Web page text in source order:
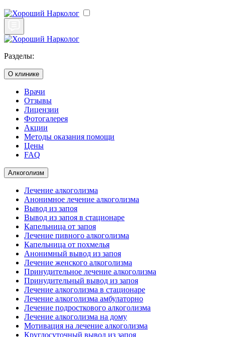
Разделы:
О клинике
Врачи
Отзывы
Лицензии
Фотогалерея
Акции
Методы оказания помощи
Цены
FAQ
Алкоголизм
Лечение алкоголизма
Анонимное лечение алкоголизма
Вывод из запоя
Вывод из запоя в стационаре
Капельница от запоя
Лечение пивного алкоголизма
Капельница от похмелья
Анонимный вывод из запоя
Лечение женского алкоголизма
Принудительное лечение алкоголизма
Принудительный вывод из запоя
Лечение алкоголизма в стационаре
Лечение алкоголизма амбулаторно
Лечение подросткового алкоголизма
Лечение алкоголизма на дому
Мотивация на лечение алкоголизма
Круглосуточный вывод из запоя